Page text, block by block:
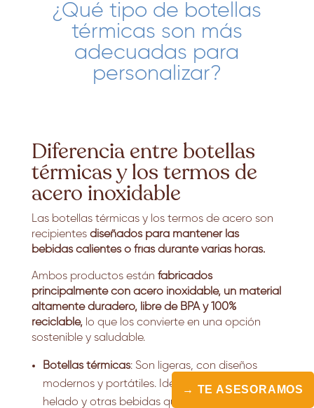
¿Qué tipo de botellas
térmicas son más
adecuadas para
personalizar?
Diferencia entre botellas
térmicas y los termos de
acero inoxidable
Las botellas térmicas y los termos de acero son
recipientes diseñados para mantener las
bebidas calientes o frías durante varias horas.
Ambos productos están fabricados
principalmente con acero inoxidable, un material
altamente duradero, libre de BPA y 100%
reciclable,lo que los convierte en una opción
sostenible y saludable.
Botellas térmicas: Son ligeras, con diseños
modernos y portátiles. Ideales para agua, té
helado y otras bebidas que no requieran
→ TE ASESORAMOS